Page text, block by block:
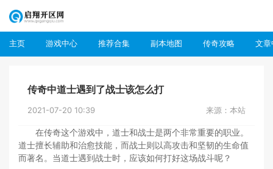
主页 游戏中心 推荐合集 副本地图 传奇攻略 文章
传奇中道士遇到了战士该怎么打
2021-07-20 10:39 来源：本站
在传奇这个游戏中，道士和战士是两个非常重要的职业。
道士擅长辅助和治愈技能，而战士则以高攻击和坚韧的生命值
而著名。当道士遇到战士时，应该如何打好这场战斗呢？